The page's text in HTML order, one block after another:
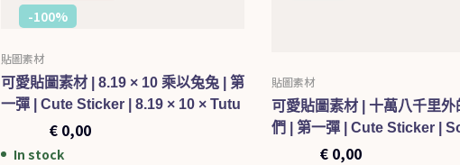
-100%
貼圖素材
可愛貼圖素材 | 8.19 × 10 乘以兔兔 | 第
一彈 | Cute Sticker | 8.19 × 10 × Tutu
€ 0,00
In stock
貼圖素材
可愛貼圖素材 | 十萬八千里外
們 | 第一彈 | Cute Sticker |
Stones ThousandS Miles
€ 0,00